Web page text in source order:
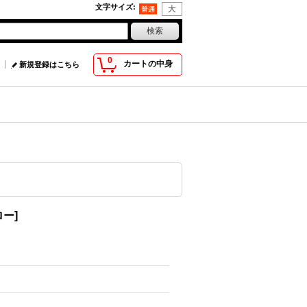
文字サイズ:
0 カートの中身
新規登録はこちら
ー]